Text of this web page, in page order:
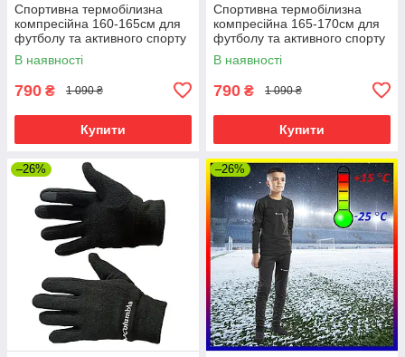
Спортивна термобілизна
компресійна 160-165см для
футболу та активного спорту
(лонгслів+штани) без флісу,
чорна
В наявності
790 ₴ 1 090 ₴
Купити
Спортивна термобілизна
компресійна 165-170см для
футболу та активного спорту
(лонгслів+штани) без флісу,
чорна
В наявності
790 ₴ 1 090 ₴
Купити
–26% –26%